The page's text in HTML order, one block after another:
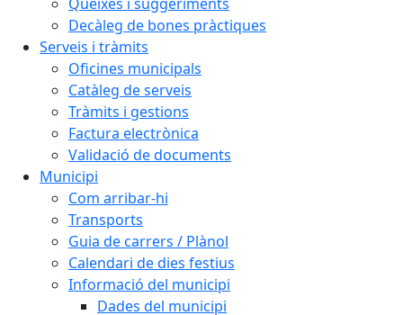
Decàleg de bones pràctiques
Serveis i tràmits
Oficines municipals
Catàleg de serveis
Tràmits i gestions
Factura electrònica
Validació de documents
Municipi
Com arribar-hi
Transports
Guia de carrers / Plànol
Calendari de dies festius
Informació del municipi
Dades del municipi